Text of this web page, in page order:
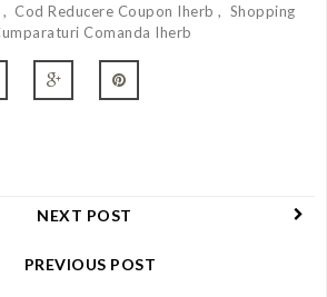
Cod Reducere Coupon Iherb
Shopping
Comanda Iherb
NEXT POST
PREVIOUS POST